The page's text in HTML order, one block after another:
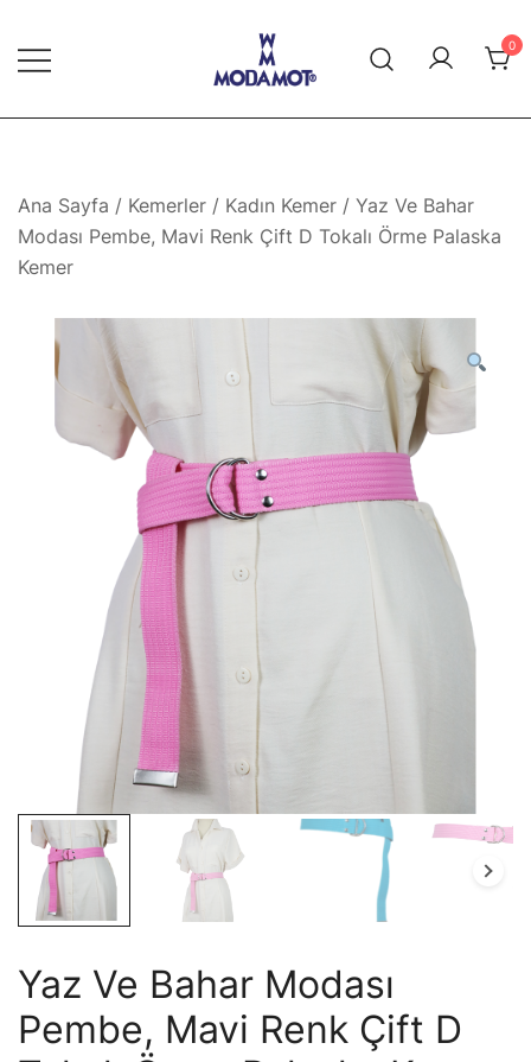
content
Modamot E-Ticaret
0
Ana Sayfa / Kemerler / Kadın Kemer / Yaz Ve Bahar
Modası Pembe, Mavi Renk Çift D Tokalı Örme Palaska
Kemer
Yaz Ve Bahar Modası
Pembe, Mavi Renk Çift D